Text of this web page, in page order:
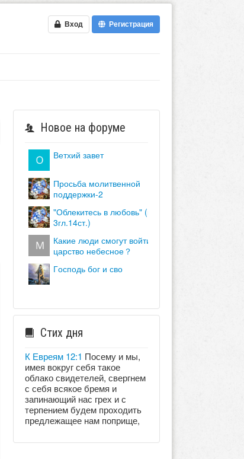
Вход Регистрация
Новое на форуме
ветхий завет
просьба молитвенной
поддержки-2
"облекитесь в любовь" (кол.
3гл.14ст.)
какие люди смогут войти в
царство небесное？
господь бог и сво
Стих дня
К Евреям 12:1 Посему и мы,
имея вокруг себя такое
облако свидетелей, свергнем
с себя всякое бремя и
запинающий нас грех и с
терпением будем проходить
предлежащее нам поприще,